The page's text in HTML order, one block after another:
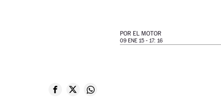
POR EL MOTOR
09 ENE 15 - 17: 16